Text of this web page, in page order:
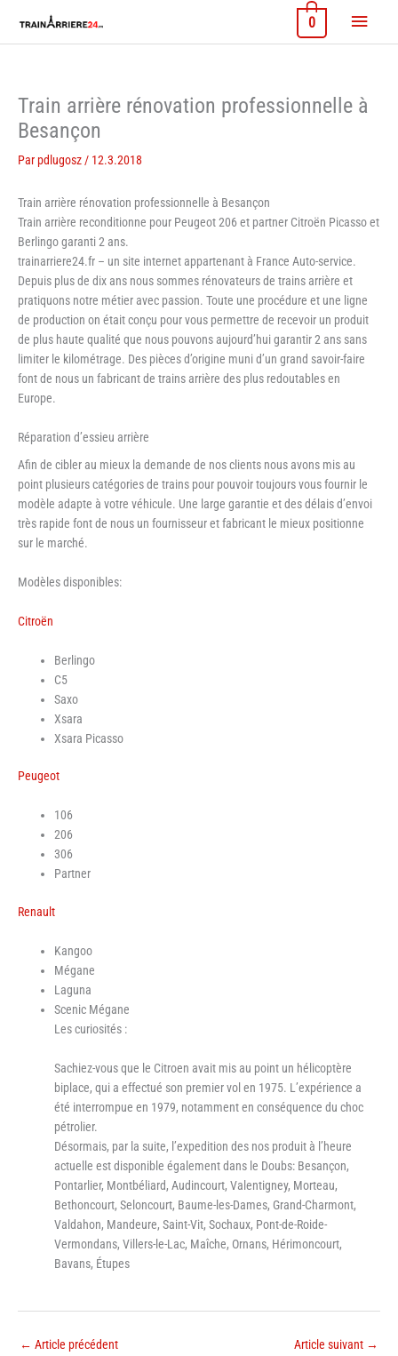
contenu
Menu
0
Train arrière rénovation professionnelle à
Besançon
Par pdlugosz / 12.3.2018
Train arrière rénovation professionnelle à Besançon
Train arrière reconditionne pour Peugeot 206 et partner Citroën Picasso et
Berlingo garanti 2 ans.
trainarriere24.fr – un site internet appartenant à France Auto-service.
Depuis plus de dix ans nous sommes rénovateurs de trains arrière et
pratiquons notre métier avec passion. Toute une procédure et une ligne
de production on était conçu pour vous permettre de recevoir un produit
de plus haute qualité que nous pouvons aujourd’hui garantir 2 ans sans
limiter le kilométrage. Des pièces d’origine muni d’un grand savoir-faire
font de nous un fabricant de trains arrière des plus redoutables en
Europe.
Réparation d’essieu arrière
Afin de cibler au mieux la demande de nos clients nous avons mis au
point plusieurs catégories de trains pour pouvoir toujours vous fournir le
modèle adapte à votre véhicule. Une large garantie et des délais d’envoi
très rapide font de nous un fournisseur et fabricant le mieux positionne
sur le marché.
Modèles disponibles:
Citroën
Berlingo
C5
Saxo
Xsara
Xsara Picasso
Peugeot
106
206
306
Partner
Renault
Kangoo
Mégane
Laguna
Scenic Mégane
Les curiosités :
Sachiez-vous que le Citroen avait mis au point un hélicoptère
biplace, qui a effectué son premier vol en 1975. L’expérience a
été interrompue en 1979, notamment en conséquence du choc
pétrolier.
Désormais, par la suite, l’expedition des nos produit à l’heure
actuelle est disponible également dans le Doubs: Besançon,
Pontarlier, Montbéliard, Audincourt, Valentigney, Morteau,
Bethoncourt, Seloncourt, Baume-les-Dames, Grand-Charmont,
Valdahon, Mandeure, Saint-Vit, Sochaux, Pont-de-Roide-
Vermondans, Villers-le-Lac, Maîche, Ornans, Hérimoncourt,
Bavans, Étupes
← Article précédent Article suivant →